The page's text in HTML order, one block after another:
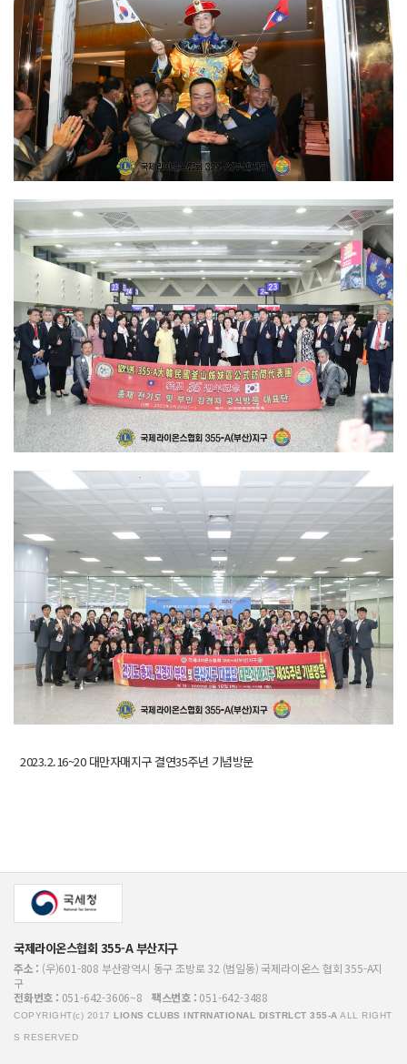
2023.2.16~20 대만자매지구 결연35주년 기념방문
국제라이온스협회 355-A 부산지구
주소 : (우)601-808 부산광역시 동구 조방로 32 (범일동) 국제라이온스 협회 355-A지
구
전화번호 : 051-642-3606~8 팩스번호 : 051-642-3488
COPYRIGHT(c) 2017 LIONS CLUBS INTRNATIONAL DISTRLCT 355-A ALL RIGHT
S RESERVED